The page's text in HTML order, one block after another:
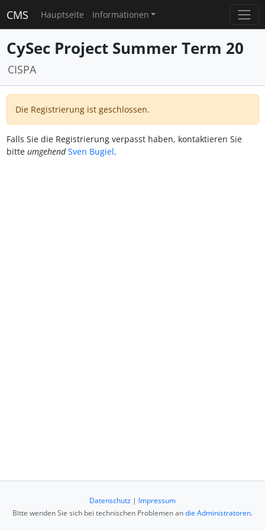
CMS Hauptseite Informationen
CySec Project Summer Term 20
CISPA
Die Registrierung ist geschlossen.
Falls Sie die Registrierung verpasst haben, kontaktieren Sie
bitte umgehend Sven Bugiel.
Datenschutz | Impressum
Bitte wenden Sie sich bei technischen Problemen andie Administratoren.